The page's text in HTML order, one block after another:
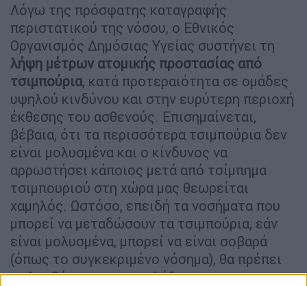
Λόγω της πρόσφατης καταγραφής
περιστατικού της νόσου, ο Εθνικός
Οργανισμός Δημόσιας Υγείας συστήνει τη
λήψη μέτρων ατομικής προστασίας από
τσιμπούρια, κατά προτεραιότητα σε ομάδες
υψηλού κινδύνου και στην ευρύτερη περιοχή
έκθεσης του ασθενούς. Επισημαίνεται,
βέβαια, ότι τα περισσότερα τσιμπούρια δεν
είναι μολυσμένα και ο κίνδυνος να
αρρωστήσει κάποιος μετά από τσίμπημα
τσιμπουριού στη χώρα μας θεωρείται
χαμηλός. Ωστόσο, επειδή τα νοσήματα που
μπορεί να μεταδώσουν τα τσιμπούρια, εάν
είναι μολυσμένα, μπορεί να είναι σοβαρά
(όπως το συγκεκριμένο νόσημα), θα πρέπει
να λαμβάνονται προφυλάξεις.